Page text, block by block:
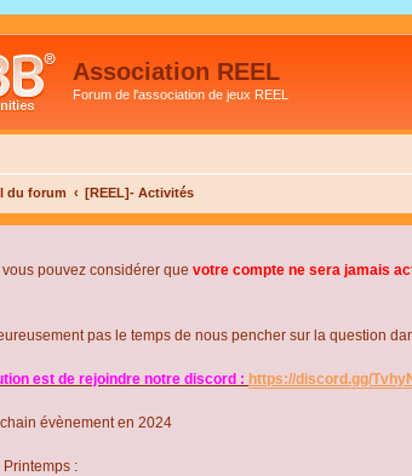
Association REEL
Forum de l'association de jeux REEL
du forum [REEL]- Activités
pouvez considérer que votre compte ne sera jamais
pas le temps de nous pencher sur la question
est de rejoindre notre discord : https://discord.gg/
évènement en 2024
: